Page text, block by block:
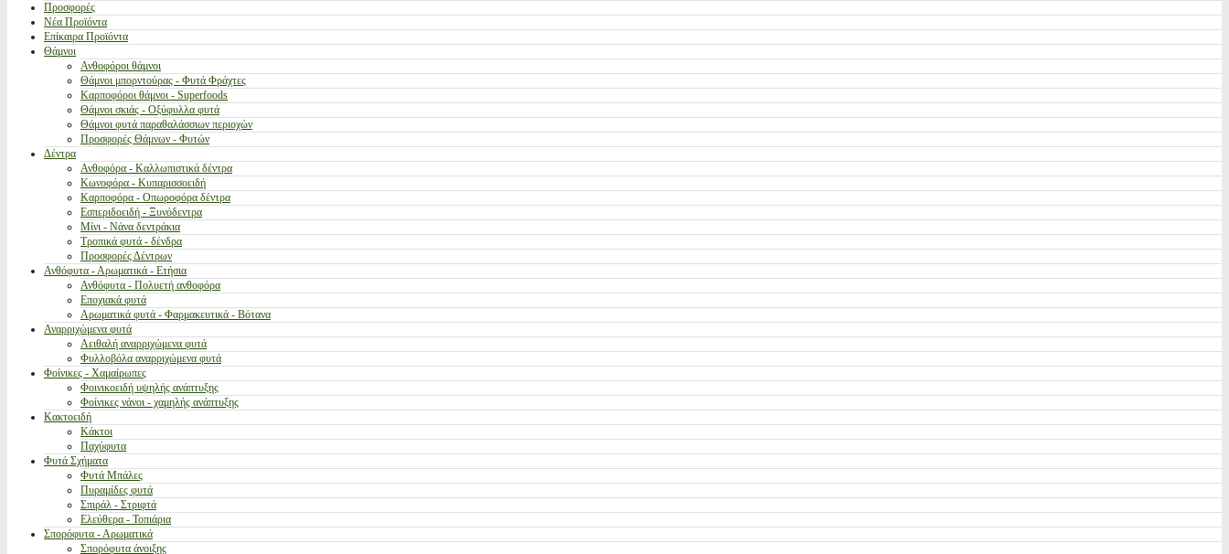
Προσφορές
Νέα Προϊόντα
Επίκαιρα Προϊόντα
Θάμνοι
Ανθοφόροι θάμνοι
Θάμνοι μπορντούρας - Φυτά Φράχτες
Καρποφόροι θάμνοι - Superfoods
Θάμνοι σκιάς - Οξύφυλλα φυτά
Θάμνοι φυτά παραθαλάσσιων περιοχών
Προσφορές Θάμνων - Φυτών
Δέντρα
Ανθοφόρα - Καλλωπιστικά δέντρα
Κωνοφόρα - Κυπαρισσοειδή
Καρποφόρα - Οπωροφόρα δέντρα
Εσπεριδοειδή - Ξυνόδεντρα
Μίνι - Νάνα δεντράκια
Τροπικά φυτά - δένδρα
Προσφορές Δέντρων
Ανθόφυτα - Αρωματικά - Ετήσια
Ανθόφυτα - Πολυετή ανθοφόρα
Εποχιακά φυτά
Αρωματικά φυτά - Φαρμακευτικά - Βότανα
Αναρριχώμενα φυτά
Αειθαλή αναρριχώμενα φυτά
Φυλλοβόλα αναρριχώμενα φυτά
Φοίνικες - Χαμαίρωπες
Φοινικοειδή υψηλής ανάπτυξης
Φοίνικες νάνοι - χαμηλής ανάπτυξης
Κακτοειδή
Κάκτοι
Παχύφυτα
Φυτά Σχήματα
Φυτά Μπάλες
Πυραμίδες φυτά
Σπιράλ - Στριφτά
Ελεύθερα - Τοπιάρια
Σπορόφυτα - Αρωματικά
Σπορόφυτα άνοιξης